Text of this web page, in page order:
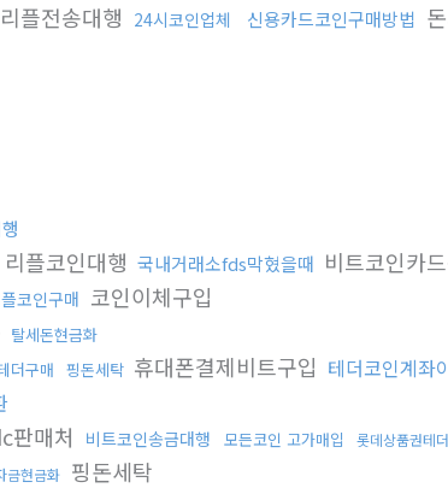
플전송대행 24시코인업체 신용카드코인구매방법
리플코인대행 국내거래소fds막혔을때 비트코인카
코인구매 코인이체구입
탈세돈현금화
더구매 핑돈세탁 휴대폰결제비트구입 테더코인계좌
판매처 비트코인송금대행 모든코인 고가매입
롯데상품권테
금현금화 핑돈세탁